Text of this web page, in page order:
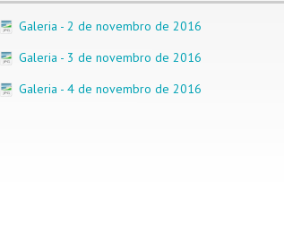
Galeria - 2 de novembro de 2016
Galeria - 3 de novembro de 2016
Galeria - 4 de novembro de 2016